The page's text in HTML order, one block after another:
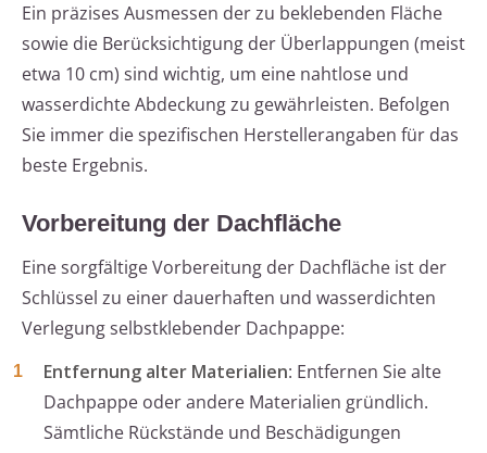
Ein präzises Ausmessen der zu beklebenden Fläche
sowie die Berücksichtigung der Überlappungen (meist
etwa 10 cm) sind wichtig, um eine nahtlose und
wasserdichte Abdeckung zu gewährleisten. Befolgen
Sie immer die spezifischen Herstellerangaben für das
beste Ergebnis.
Vorbereitung der Dachfläche
Eine sorgfältige Vorbereitung der Dachfläche ist der
Schlüssel zu einer dauerhaften und wasserdichten
Verlegung selbstklebender Dachpappe:
Entfernung alter Materialien: Entfernen Sie alte
Dachpappe oder andere Materialien gründlich.
Sämtliche Rückstände und Beschädigungen